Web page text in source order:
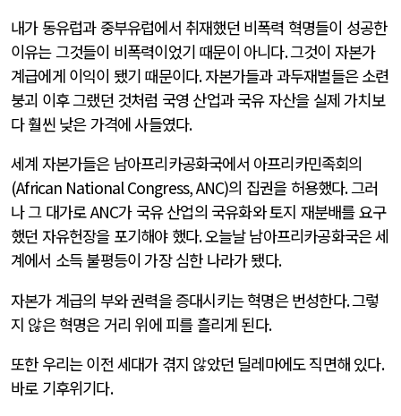
내가 동유럽과 중부유럽에서 취재했던 비폭력 혁명들이 성공한
이유는 그것들이 비폭력이었기 때문이 아니다.그것이 자본가
계급에게 이익이 됐기 때문이다.자본가들과 과두재벌들은 소련
붕괴 이후 그랬던 것처럼 국영 산업과 국유 자산을 실제 가치보
다 훨씬 낮은 가격에 사들였다.
세계 자본가들은 남아프리카공화국에서 아프리카민족회의
(African National Congress, ANC)의 집권을 허용했다.그러
나 그 대가로ANC가 국유 산업의 국유화와 토지 재분배를 요구
했던 자유헌장을 포기해야 했다.오늘날 남아프리카공화국은 세
계에서 소득 불평등이 가장 심한 나라가 됐다.
자본가 계급의 부와 권력을 증대시키는 혁명은 번성한다.그렇
지 않은 혁명은 거리 위에 피를 흘리게 된다.
또한 우리는 이전 세대가 겪지 않았던 딜레마에도 직면해 있다.
바로 기후위기다.